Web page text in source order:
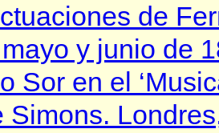
de
y junio de
Sor en el
Simons.